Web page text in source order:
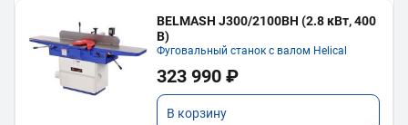
BELMASH J300/2100ВH (2.8 кВт, 400
В)
Фуговальный станок с валом Helical
323 990 ₽
В корзину